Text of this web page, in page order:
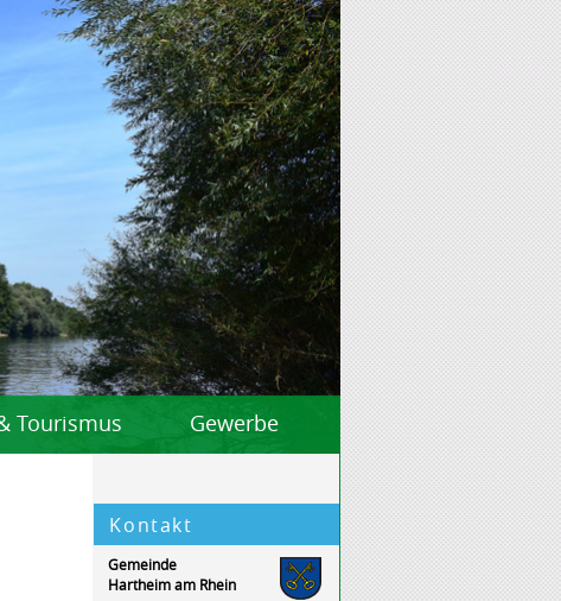
Tourismus Gewerbe
Kontakt
Gemeinde
Hartheim am Rhein